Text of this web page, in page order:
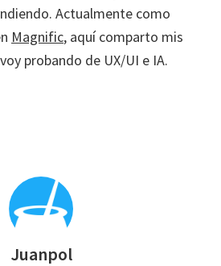
Actualmente como
Magnific, aquí comparto mis
probando de UX/UI e IA.
Juanpol